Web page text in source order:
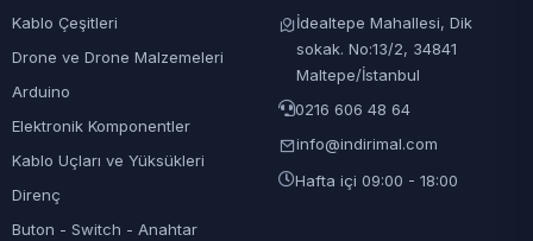
Kablo Çeşitleri
Drone ve Drone Malzemeleri
Arduino
Elektronik Komponentler
Kablo Uçları ve Yüksükleri
Direnç
Buton - Switch - Anahtar
İdealtepe Mahallesi, Dik
sokak. No:13/2, 34841
Maltepe/İstanbul
0216 606 48 64
info@indirimal.com
Hafta içi 09:00 - 18:00